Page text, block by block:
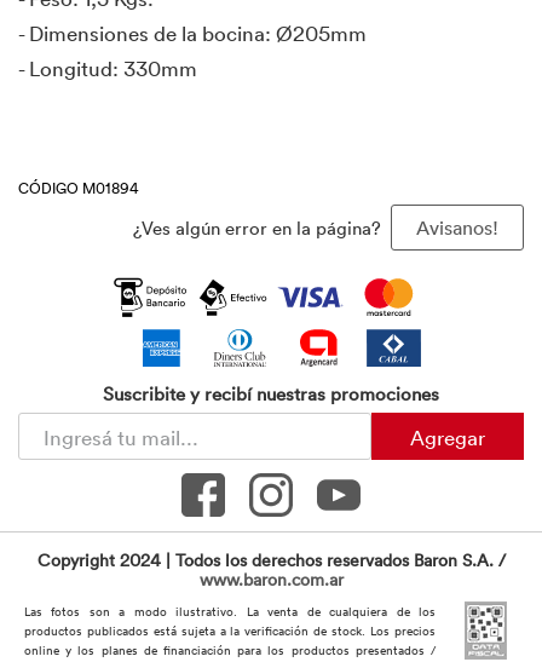
- Dimensiones de la bocina: Ø205mm
- Longitud: 330mm
CÓDIGO M01894
¿Ves algún error en la página? Avisanos!
Suscribite y recibí nuestras promociones
Agregar
Copyright 2024 | Todos los derechos reservados Baron S.A. /
www.baron.com.ar
Las fotos son a modo ilustrativo. La venta de cualquiera de los
productos publicados está sujeta a la verificación de stock. Los precios
online y los planes de financiación para los productos presentados /